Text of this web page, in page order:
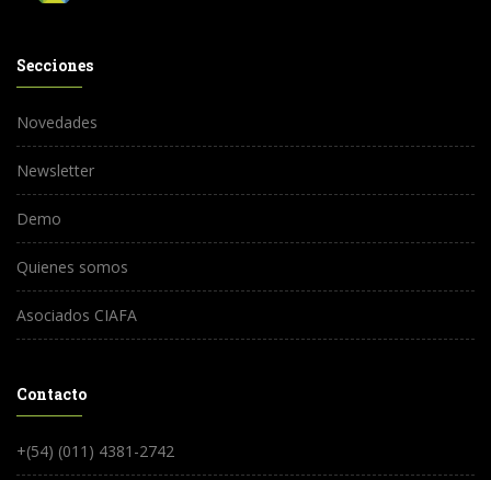
Secciones
Novedades
Newsletter
Demo
Quienes somos
Asociados CIAFA
Contacto
+(54) (011) 4381-2742